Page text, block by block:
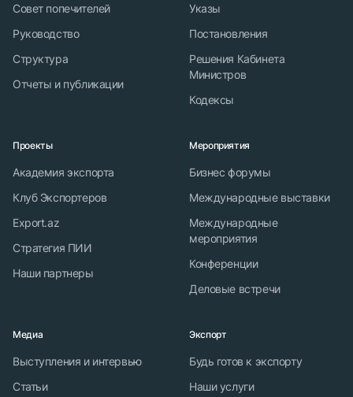
Совет попечителей
Руководство
Структура
Отчеты и публикации
Указы
Постановления
Решения Кабинета
Министров
Кодексы
Проекты
Академия экспорта
Клуб Экспортеров
Export.az
Стратегия ПИИ
Наши партнеры
Мероприятия
Бизнес форумы
Международные выставки
Международные
мероприятия
Конференции
Деловые встречи
Медиа
Выступления и интервью
Статьи
Экспорт
Будь готов к экспорту
Наши услуги